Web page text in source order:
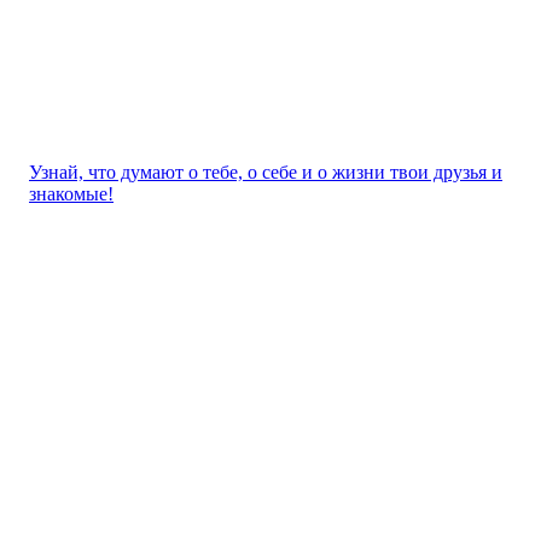
Узнай, что думают о тебе, о себе и о жизни твои друзья и
знакомые!